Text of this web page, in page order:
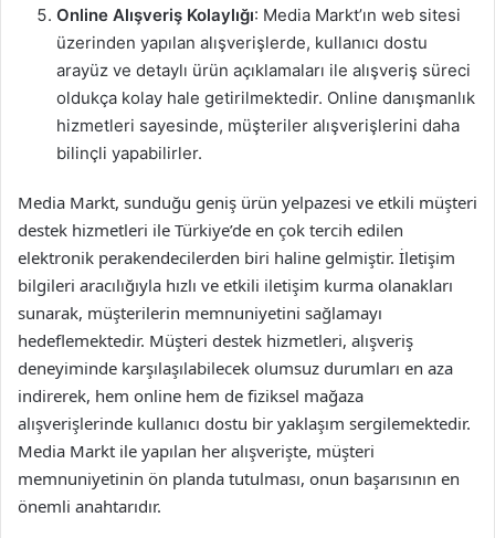
Online Alışveriş Kolaylığı: Media Markt’ın web sitesi
üzerinden yapılan alışverişlerde, kullanıcı dostu
arayüz ve detaylı ürün açıklamaları ile alışveriş süreci
oldukça kolay hale getirilmektedir. Online danışmanlık
hizmetleri sayesinde, müşteriler alışverişlerini daha
bilinçli yapabilirler.
Media Markt, sunduğu geniş ürün yelpazesi ve etkili müşteri
destek hizmetleri ile Türkiye’de en çok tercih edilen
elektronik perakendecilerden biri haline gelmiştir. İletişim
bilgileri aracılığıyla hızlı ve etkili iletişim kurma olanakları
sunarak, müşterilerin memnuniyetini sağlamayı
hedeflemektedir. Müşteri destek hizmetleri, alışveriş
deneyiminde karşılaşılabilecek olumsuz durumları en aza
indirerek, hem online hem de fiziksel mağaza
alışverişlerinde kullanıcı dostu bir yaklaşım sergilemektedir.
Media Markt ile yapılan her alışverişte, müşteri
memnuniyetinin ön planda tutulması, onun başarısının en
önemli anahtarıdır.